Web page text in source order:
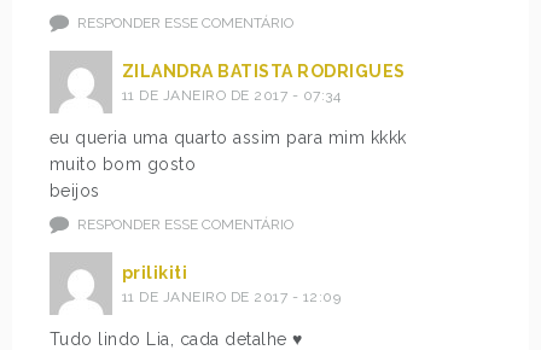
RESPONDER ESSE COMENTÁRIO
ZILANDRA BATISTA RODRIGUES
11 DE JANEIRO DE 2017 - 07:34
eu queria uma quarto assim para mim kkkk
muito bom gosto
beijos
RESPONDER ESSE COMENTÁRIO
prilikiti
11 DE JANEIRO DE 2017 - 12:09
Tudo lindo Lia, cada detalhe ♥